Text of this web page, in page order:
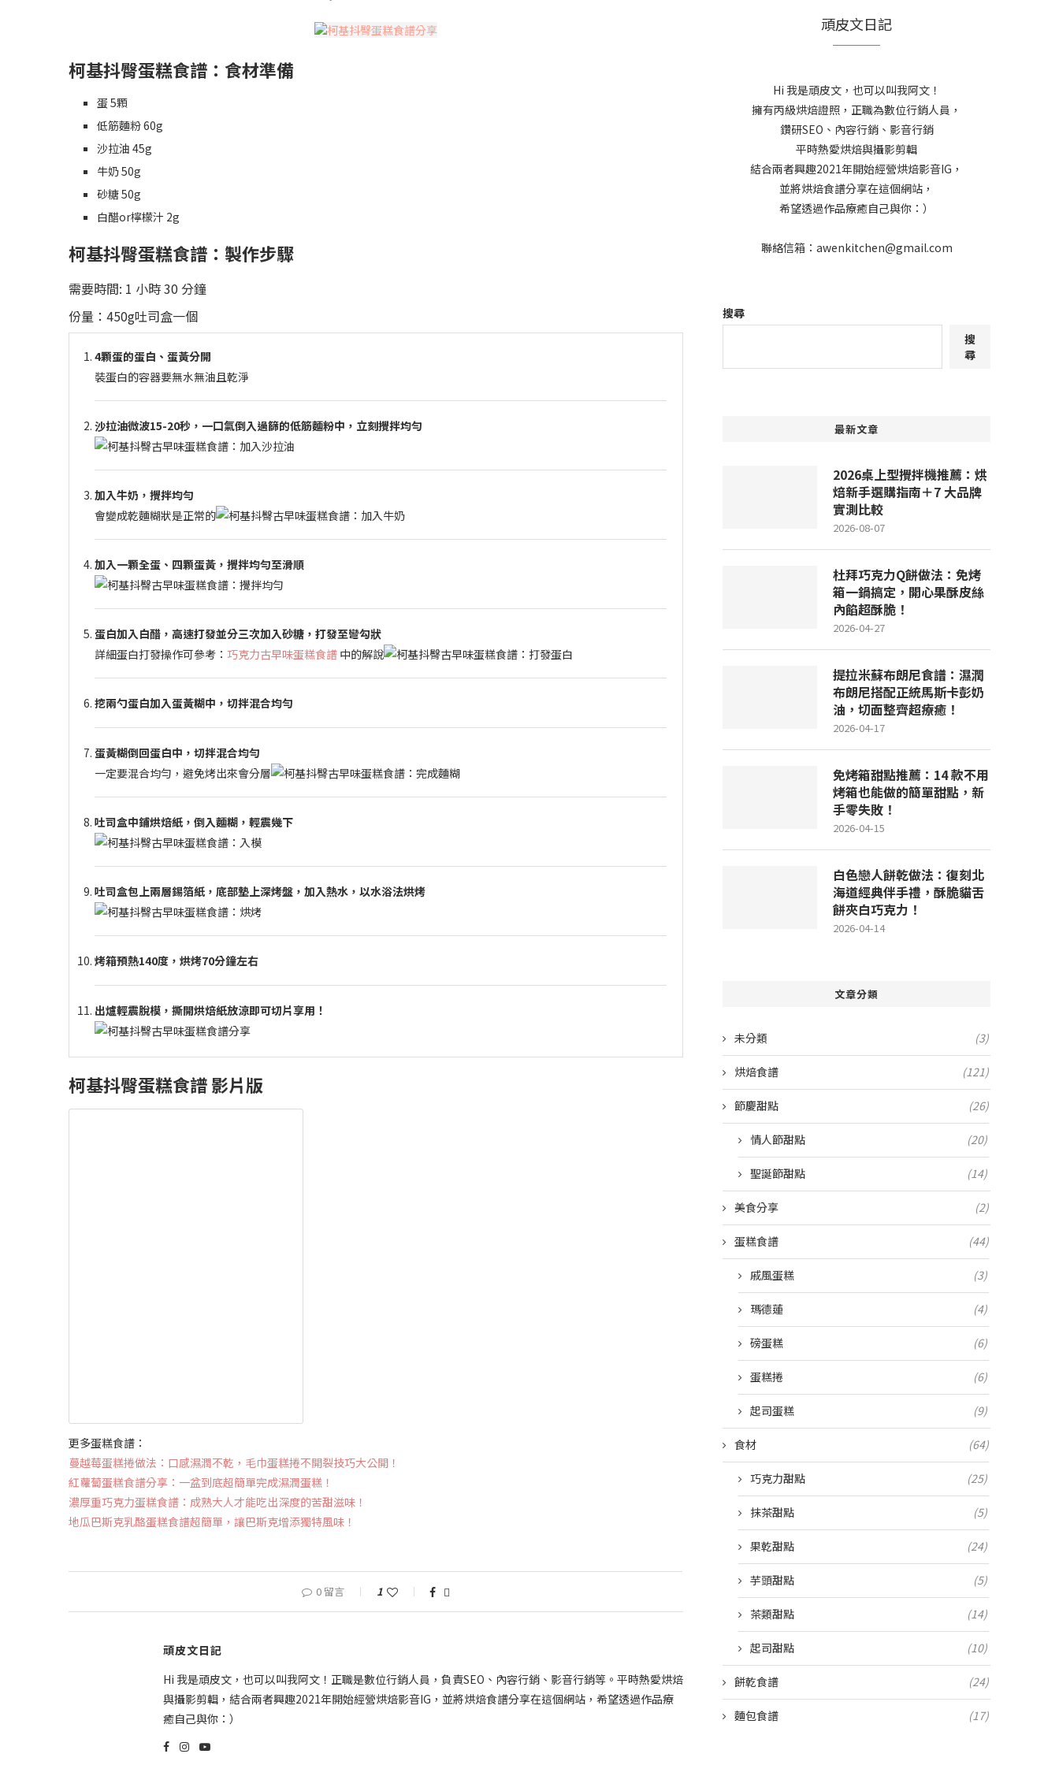
柯基抖臀蛋糕食譜：食材準備
蛋 5顆
低筋麵粉 60g
沙拉油 45g
牛奶 50g
砂糖 50g
白醋or檸檬汁 2g
柯基抖臀蛋糕食譜：製作步驟
需要時間: 1 小時 30 分鐘
份量：450g吐司盒一個
4顆蛋的蛋白、蛋黃分開
裝蛋白的容器要無水無油且乾淨
沙拉油微波15-20秒，一口氣倒入過篩的低筋麵粉中，立刻攪拌均勻
加入牛奶，攪拌均勻
會變成乾麵糊狀是正常的
加入一顆全蛋、四顆蛋黃，攪拌均勻至滑順
蛋白加入白醋，高速打發並分三次加入砂糖，打發至彎勾狀
詳細蛋白打發操作可參考： 巧克力古早味蛋糕食譜 中的解說
挖兩勺蛋白加入蛋黃糊中，切拌混合均勻
蛋黃糊倒回蛋白中，切拌混合均勻
一定要混合均勻，避免烤出來會分層
吐司盒中鋪烘焙紙，倒入麵糊，輕震幾下
吐司盒包上兩層錫箔紙，底部墊上深烤盤，加入熱水，以水浴法烘烤
烤箱預熱140度，烘烤70分鐘左右
出爐輕震脫模，撕開烘焙紙放涼即可切片享用！
柯基抖臀蛋糕食譜 影片版
更多蛋糕食譜：
蔓越莓蛋糕捲做法：口感濕潤不乾，毛巾蛋糕捲不開裂技巧大公開！
紅蘿蔔蛋糕食譜分享：一盆到底超簡單完成濕潤蛋糕！
濃厚重巧克力蛋糕食譜：成熟大人才能吃出深度的苦甜滋味！
地瓜巴斯克乳酪蛋糕食譜超簡單，讓巴斯克增添獨特風味！
0 留言 1
頑皮文日記
Hi 我是頑皮文，也可以叫我阿文！正職是數位行銷人員，負責SEO、內容行銷、影音行銷等。平時熱愛烘焙
與攝影剪輯，結合兩者興趣2021年開始經營烘焙影音IG，並將烘焙食譜分享在這個網站，希望透過作品療
癒自己與你：）
頑皮文日記
Hi 我是頑皮文，也可以叫我阿文！
擁有丙級烘焙證照，正職為數位行銷人員，
鑽研SEO、內容行銷、影音行銷
平時熱愛烘焙與攝影剪輯
結合兩者興趣2021年開始經營烘焙影音IG，
並將烘焙食譜分享在這個網站，
希望透過作品療癒自己與你：）
聯絡信箱：awenkitchen@gmail.com
搜尋
搜
尋
最新文章
2026桌上型攪拌機推薦：烘
焙新手選購指南＋7 大品牌
實測比較
2026-08-07
杜拜巧克力Q餅做法：免烤
箱一鍋搞定，開心果酥皮絲
內餡超酥脆！
2026-04-27
提拉米蘇布朗尼食譜：濕潤
布朗尼搭配正統馬斯卡彭奶
油，切面整齊超療癒！
2026-04-17
免烤箱甜點推薦：14 款不用
烤箱也能做的簡單甜點，新
手零失敗！
2026-04-15
白色戀人餅乾做法：復刻北
海道經典伴手禮，酥脆貓舌
餅夾白巧克力！
2026-04-14
文章分類
未分類 (3)
烘焙食譜 (121)
節慶甜點 (26)
情人節甜點 (20)
聖誕節甜點 (14)
美食分享 (2)
蛋糕食譜 (44)
戚風蛋糕 (3)
瑪德蓮 (4)
磅蛋糕 (6)
蛋糕捲 (6)
起司蛋糕 (9)
食材 (64)
巧克力甜點 (25)
抹茶甜點 (5)
果乾甜點 (24)
芋頭甜點 (5)
茶類甜點 (14)
起司甜點 (10)
餅乾食譜 (24)
麵包食譜 (17)